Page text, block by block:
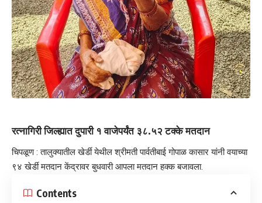
रत्नागिरी जिल्ह्यात दुपारी १ वाजेपर्यंत ३८.५२ टक्के मतदान
चिपळूण : तालुक्यातील खेर्डी येथील श्रीमती पार्वतीबाई गोपाळ कासार यांनी वयाच्या
९४ खेर्डी मतदान केंद्रावर बुधवारी आपला मतदान हक्क बजावला.
Contents